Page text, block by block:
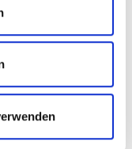
Titel sind
Die
auf